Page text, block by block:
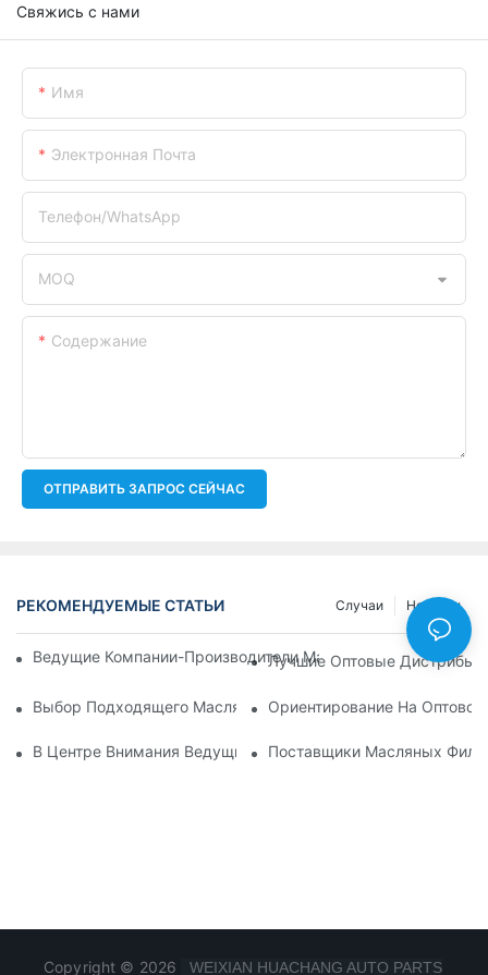
Свяжись с нами
Имя
Электронная Почта
Телефон/WhatsApp
MOQ
Содержание
ОТПРАВИТЬ ЗАПРОС СЕЙЧАС
РЕКОМЕНДУЕМЫЕ СТАТЬИ Новости
Случаи
Ведущие Компании-Производители Масляных Фильтров:
Лучшие Оптовые
Выбор Подходящего Масляного Фильтра Для Вашей
Ориентирование На
В Центре Внимания Ведущие Производители Масляных
Поставщики Масляных
Copyright © 2026 WEIXIAN HUACHANG AUTO PARTS